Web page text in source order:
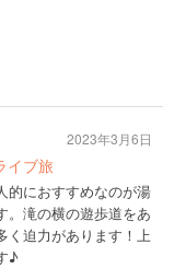
イブ旅
的におすすめなのが湯
。滝の横の遊歩道をあ
く迫力があります！上
♪
2023年3月6日